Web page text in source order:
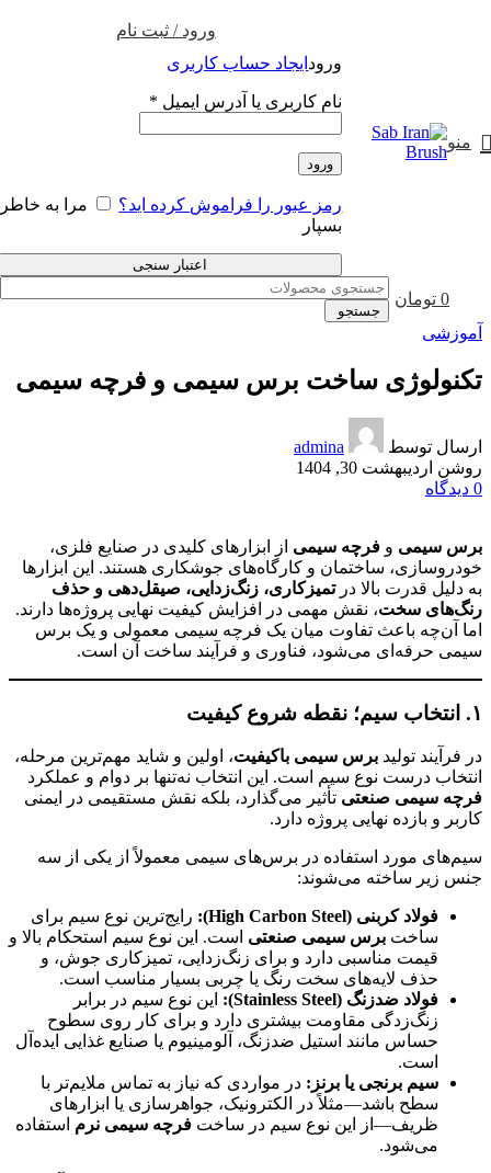
منو
ورود / ثبت نام
ورود ایجاد حساب کاربری
نام کاربری یا آدرس ایمیل *
ورود
رمز عبور را فراموش کرده اید؟
مرا به خاطر
بسپار
اعتبار سنجی
0 تومان
جستجو
آموزشی
تکنولوژی ساخت برس سیمی و فرچه سیمی
ارسال توسط
admina
روشن اردیبهشت 30, 1404
0 دیدگاه
برس سیمی و فرچه سیمی از ابزارهای کلیدی در صنایع فلزی،
خودروسازی، ساختمان و کارگاه‌های جوشکاری هستند. این ابزارها
به دلیل قدرت بالا درتمیزکاری، زنگ‌زدایی، صیقل‌دهی و حذف
رنگ‌های سخت، نقش مهمی در افزایش کیفیت نهایی پروژه‌ها دارند.
اما آن‌چه باعث تفاوت میان یک فرچه سیمی معمولی و یک برس
سیمی حرفه‌ای می‌شود، فناوری و فرآیند ساخت آن است.
۱. انتخاب سیم؛ نقطه شروع کیفیت
در فرآیند تولید برس سیمی باکیفیت، اولین و شاید مهم‌ترین مرحله،
انتخاب درست نوع سیم است. این انتخاب نه‌تنها بر دوام و عملکرد
فرچه سیمی صنعتی تأثیر می‌گذارد، بلکه نقش مستقیمی در ایمنی
کاربر و بازده نهایی پروژه دارد.
سیم‌های مورد استفاده در برس‌های سیمی معمولاً از یکی از سه
جنس زیر ساخته می‌شوند:
فولاد کربنی (High Carbon Steel):
رایج‌ترین نوع سیم برای
ساخت برس سیمی صنعتی است. این نوع سیم استحکام بالا و
قیمت مناسبی دارد و برای زنگ‌زدایی، تمیزکاری جوش، و
حذف لایه‌های سخت رنگ یا چربی بسیار مناسب است.
فولاد ضدزنگ (Stainless Steel):
این نوع سیم در برابر
زنگ‌زدگی مقاومت بیشتری دارد و برای کار روی سطوح
حساس مانند استیل ضدزنگ، آلومینیوم یا صنایع غذایی ایده‌آل
است.
سیم برنجی یا برنز: در مواردی که نیاز به تماس ملایم‌تر با
سطح باشد—مثلاً در الکترونیک، جواهرسازی یا ابزارهای
ظریف—از این نوع سیم در ساخت فرچه سیمی نرم استفاده
می‌شود.